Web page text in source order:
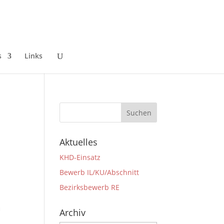
Links
Aktuelles
KHD-Einsatz
Bewerb IL/KU/Abschnitt
Bezirksbewerb RE
Archiv